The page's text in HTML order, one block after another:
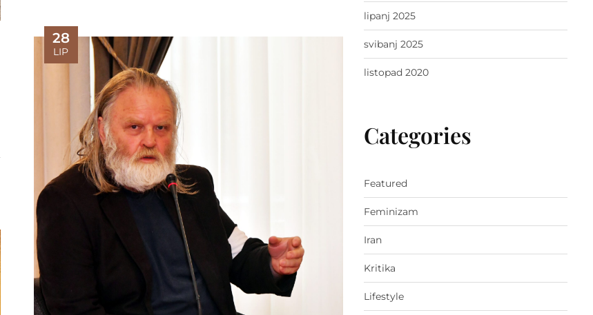
28
LIP
lipanj 2025
svibanj 2025
listopad 2020
Categories
Featured
Feminizam
Iran
Kritika
Lifestyle